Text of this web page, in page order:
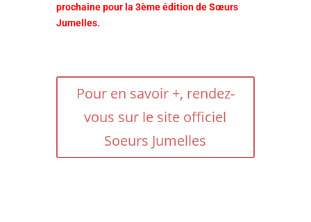
prochaine pour la 3ème édition de Sœurs
Jumelles.
Pour en savoir +, rendez-
vous sur le site officiel
Soeurs Jumelles